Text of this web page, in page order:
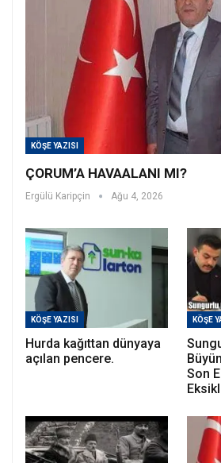
KÖŞE YAZISI
ÇORUM’A HAVAALANI MI?
Ergülü Karipçin Ağu 4, 2026
KÖŞE YAZISI
Hurda kağıttan dünyaya
açılan pencere.
KÖŞE
Son